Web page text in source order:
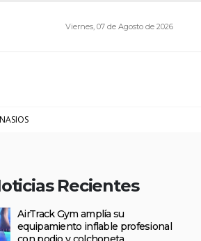
Viernes, 07 de Agosto de 2026
Recientes
AirTrack Gym amplía su
equipamiento inflable profesional